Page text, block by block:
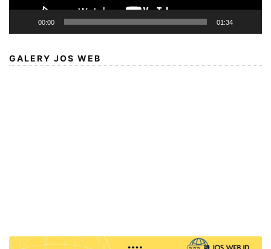
00:00 01:34
GALERY JOS WEB